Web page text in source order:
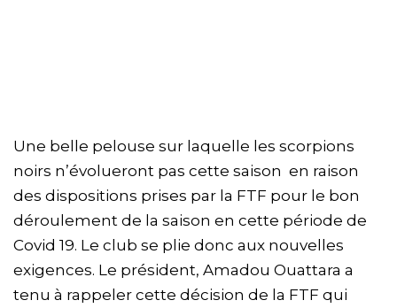
Une belle pelouse sur laquelle les scorpions
noirs n’évolueront pas cette saison en raison
des dispositions prises par la FTF pour le bon
déroulement de la saison en cette période de
Covid 19. Le club se plie donc aux nouvelles
exigences. Le président, Amadou Ouattara a
tenu à rappeler cette décision de la FTF qui